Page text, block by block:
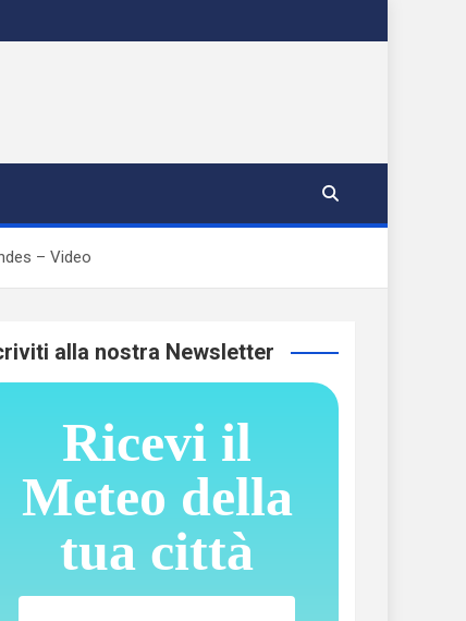
– Video
alla nostra Newsletter
Ricevi il
Meteo della
tua città